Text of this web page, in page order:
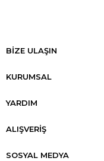
BİZE ULAŞIN
KURUMSAL
YARDIM
ALIŞVERİŞ
SOSYAL MEDYA